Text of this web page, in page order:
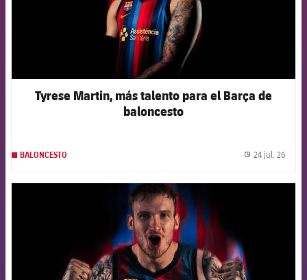
Tyrese Martin, más talento para el Barça de
baloncesto
BALONCESTO 24 jul. 26
FCB Barcelona badge